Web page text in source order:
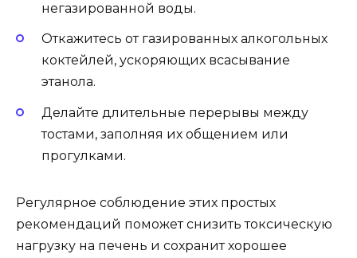
негазированной воды.
Откажитесь от газированных алкогольных
коктейлей, ускоряющих всасывание
этанола.
Делайте длительные перерывы между
тостами, заполняя их общением или
прогулками.
Регулярное соблюдение этих простых
рекомендаций поможет снизить токсическую
нагрузку на печень и сохранит хорошее